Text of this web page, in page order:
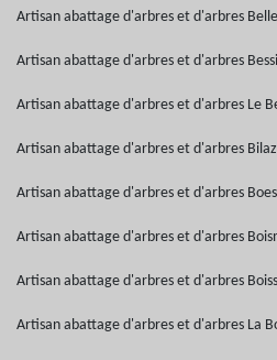
Artisan abattage d'arbres et d'arbres
Artisan abattage d'arbres et d'arbres
Artisan abattage d'arbres et d'arbres Le
Artisan abattage d'arbres et d'arbres
Artisan abattage d'arbres et d'arbres
Artisan abattage d'arbres et d'arbres
Artisan abattage d'arbres et d'arbres
Artisan abattage d'arbres et d'arbres La